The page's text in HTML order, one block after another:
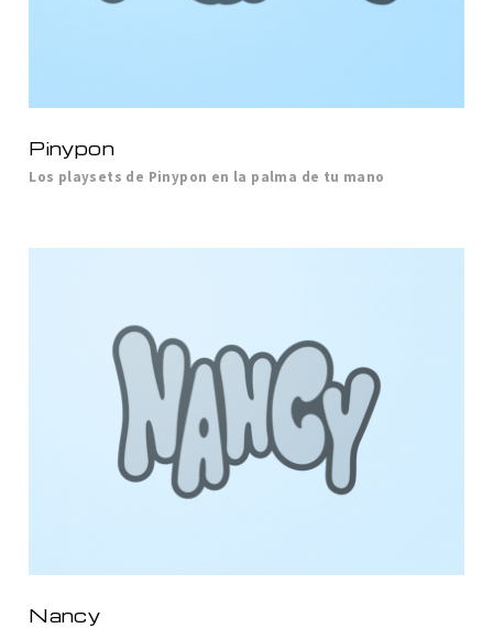
Pinypon
Los playsets de Pinypon en la palma de tu mano
Nancy